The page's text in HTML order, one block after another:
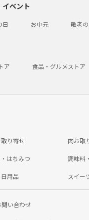
ベント
日 お中元 敬老
ア 食品・グルメストア
り寄せ 肉お取
はちみつ 調味料
用品 スイー
問い合わせ